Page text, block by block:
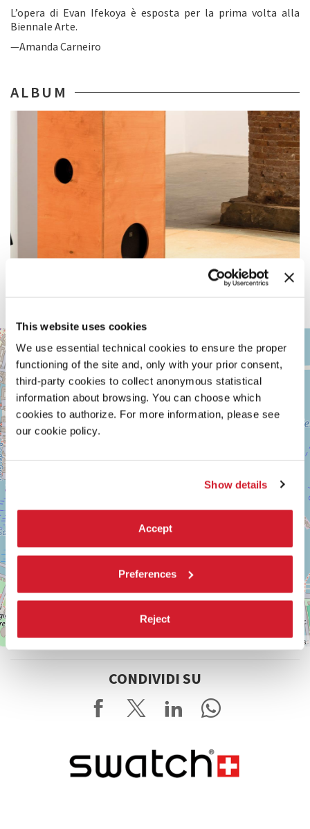
This website uses cookies
We use essential technical cookies to ensure the proper
functioning of the site and, only with your prior consent,
third-party cookies to collect anonymous statistical
information about browsing. You can choose which
cookies to authorize. For more information, please see
our cookie policy.
Show details
Accept
Preferences
Reject
L’opera di Evan Ifekoya è esposta per la prima volta alla
Biennale Arte.
—Amanda Carneiro
ALBUM
ARSENALE
Leaflet| ©OpenStreetMapcontributors
CONDIVIDI SU